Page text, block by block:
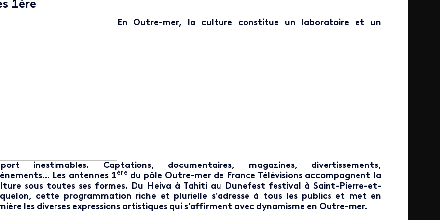
1ère
En Outre-mer, la culture constitue un laboratoire et un
inestimables. Captations, documentaires, magazines, divertissements,
Les antennes 1ère du pôle Outre-mer de France Télévisions accompagnent la
sous toutes ses formes. Du Heiva à Tahiti au Dunefest festival à Saint-Pierre-et-
cette programmation riche et plurielle s'adresse à tous les publics et met en
les diverses expressions artistiques qui s’affirment avec dynamisme en Outre-mer.